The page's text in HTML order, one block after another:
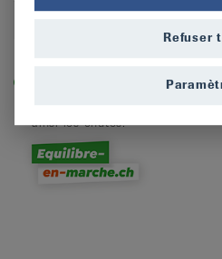
Dans les cours labellisés
ainsi les chutes.
Refuser